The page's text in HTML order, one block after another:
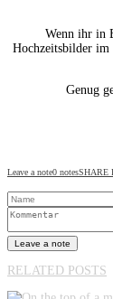
Wenn ihr in
Hochzeitsbilder
Genug
Leave a note0 notesSHARE
Leave a note
RELATED POSTS